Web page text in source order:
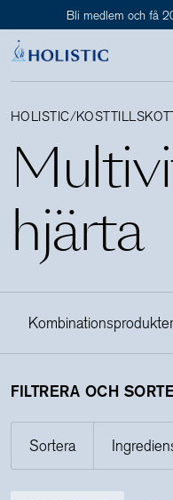
Bli medlem och få
Behov
Kosttillskott
Digitalt behovstest
Hälsotester
Holistics värld
Tillagd i varukorgen
För att påbörja en
Holistic Club. Det är helt
HOLISTIC/
hjärta
Kombinationsprodukter
FILTRERA OCH
Sortera